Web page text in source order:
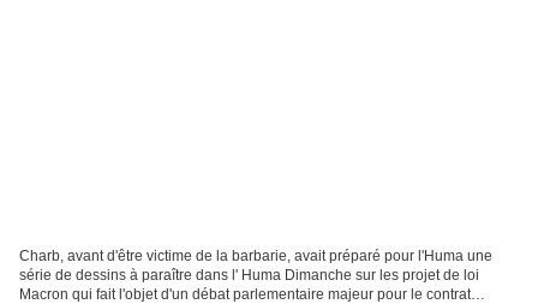
Charb, avant d'être victime de la barbarie, avait préparé pour l'Huma une
série de dessins à paraître dans l' Huma Dimanche sur les projet de loi
Macron qui fait l'objet d'un débat parlementaire majeur pour le contrat